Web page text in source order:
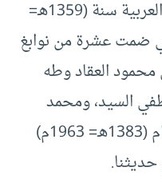
أول طبيب يدخل مجمع اللغة العربية سنة (1359هـ=
ضمت عشرة من نوابغ
محمود العقاد وطه
السيد، ومحمد
مصطفى المراغي. ثم ينضم عام (1383هـ= 1963م)